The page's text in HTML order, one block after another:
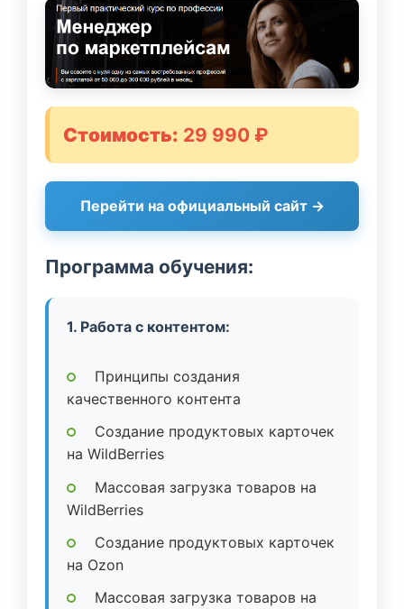
Стоимость: 29 990 ₽
Перейти на официальный сайт →
Программа обучения:
1. Работа с контентом:
Принципы создания
качественного контента
Создание продуктовых карточек
на WildBerries
Массовая загрузка товаров на
WildBerries
Создание продуктовых карточек
на Ozon
Массовая загрузка товаров на